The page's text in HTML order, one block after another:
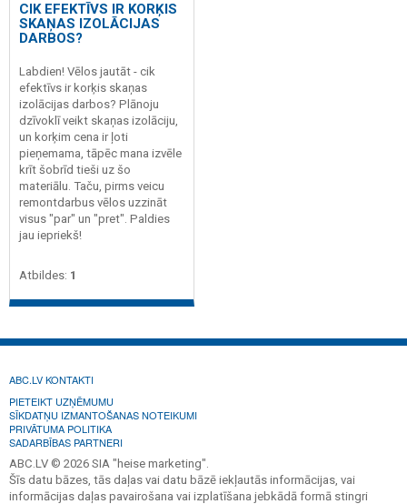
CIK EFEKTĪVS IR KORĶIS
SKAŅAS IZOLĀCIJAS
DARBOS?
Labdien! Vēlos jautāt - cik
efektīvs ir korķis skaņas
izolācijas darbos? Plānoju
dzīvoklī veikt skaņas izolāciju,
un korķim cena ir ļoti
pieņemama, tāpēc mana izvēle
krīt šobrīd tieši uz šo
materiālu. Taču, pirms veicu
remontdarbus vēlos uzzināt
visus "par" un "pret". Paldies
jau iepriekš!
Atbildes: 1
ABC.LV KONTAKTI
PIETEIKT UZŅĒMUMU
SĪKDATŅU IZMANTOŠANAS NOTEIKUMI
PRIVĀTUMA POLITIKA
SADARBĪBAS PARTNERI
ABC.LV © 2026 SIA "heise marketing".
Šīs datu bāzes, tās daļas vai datu bāzē iekļautās informācijas, vai
informācijas daļas pavairošana vai izplatīšana jebkādā formā stingri